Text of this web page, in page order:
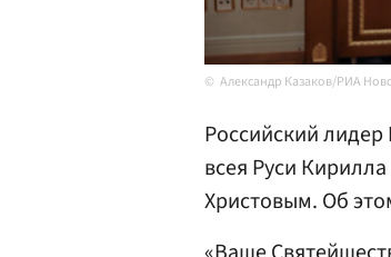
Александр Казаков/РИА
Российский
всея Руси
Христовым. Об